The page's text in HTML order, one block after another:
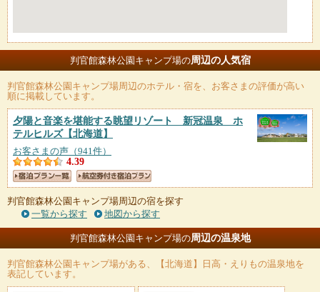
判官館森林公園キャンプ場の周辺の人気宿
判官館森林公園キャンプ場周辺のホテル・宿を、お客さまの評価が高い
順に掲載しています。
夕陽と音楽を堪能する眺望リゾート 新冠温泉 ホ
テルヒルズ【北海道】
お客さまの声（941件）
4.39
判官館森林公園キャンプ場周辺の宿を探す
一覧から探す
地図から探す
判官館森林公園キャンプ場の周辺の温泉地
判官館森林公園キャンプ場がある、【北海道】日高・えりもの温泉地を
表記しています。